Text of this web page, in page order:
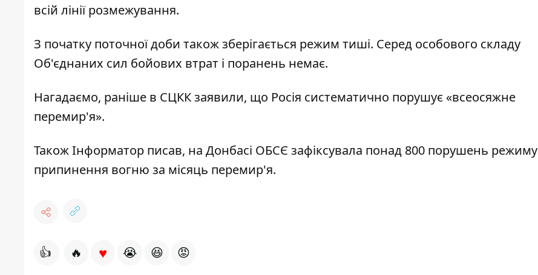
всій лінії розмежування.
З початку поточної доби також зберігається режим тиші. Серед особового складу
Об'єднаних сил бойових втрат і поранень немає.
Нагадаємо, раніше в СЦКК заявили, що Росія систематично порушує «всеосяжне
перемир'я».
Також Інформатор писав, на Донбасі ОБСЄ зафіксувала понад 800 порушень режиму
припинення вогню за місяць перемир'я.
👍 🔥 ♥ 😭 😆 😡